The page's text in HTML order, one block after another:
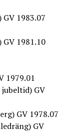
1983.07
1981.10
1979.01
GV
GV 1978.07
GV